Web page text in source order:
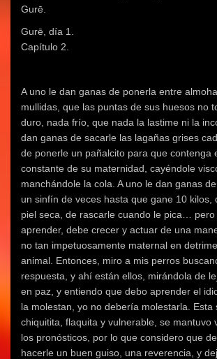
Gurē.
Gurē, día 1.
Capítulo 2.
A uno le dan ganas de ponerla entre
mullidas, que las puntas de sus huesos no
duro, nada frío, que nada la lastime ni la
dan ganas de sacarle las lagañas grises
de ponerle un pañalcito para que contenga
constante de su maternidad, cayéndole
manchándole la cola. A uno le dan ganas
un sinfín de veces hasta que gane 10 kilos,
piel seca, de rascarle cuando le pica…
aprender, debe crecer y actuar de una
no tan impetuosamente maternal en
animal. Entonces, miro a mis perros
respuesta, y ahí están ellos, mirándola de
en paz, y entiendo que debo aprender el
la molestan, yo no debería molestarla. Esta
chiquitita, flaquita y vulnerable, se mantuvo
los pronósticos, por lo que considero que
hacerle un buen guiso, una reverencia, y